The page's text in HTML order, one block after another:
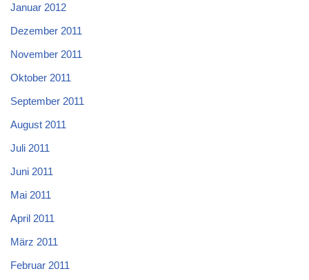
Januar 2012
Dezember 2011
November 2011
Oktober 2011
September 2011
August 2011
Juli 2011
Juni 2011
Mai 2011
April 2011
März 2011
Februar 2011